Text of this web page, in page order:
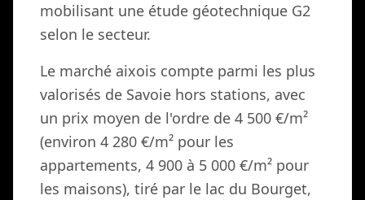
mobilisant une étude géotechnique G2
selon le secteur.
Le marché aixois compte parmi les plus
valorisés de Savoie hors stations, avec
un prix moyen de l'ordre de 4 500 €/m²
(environ 4 280 €/m² pour les
appartements, 4 900 à 5 000 €/m² pour
les maisons), tiré par le lac du Bourget,